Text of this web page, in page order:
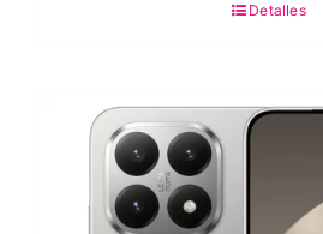
Detalles